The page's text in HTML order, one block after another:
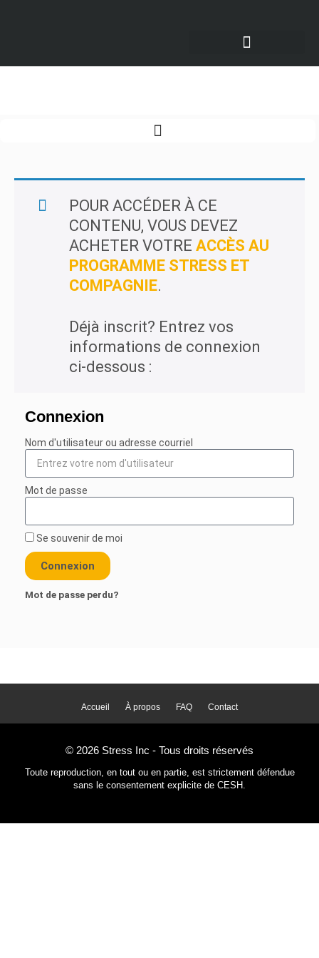
POUR ACCÉDER À CE
CONTENU, VOUS DEVEZ
ACHETER VOTRE ACCÈS AU
PROGRAMME STRESS ET
COMPAGNIE.
Connexion
Nom d'utilisateur ou adresse courriel
Mot de passe
Se souvenir de moi
Connexion
Mot de passe perdu?
Accueil À propos FAQ Contact
© 2026 Stress Inc - Tous droits réservés
Toute reproduction, en tout ou en partie, est strictement défendue
sans le consentement explicite de CESH.